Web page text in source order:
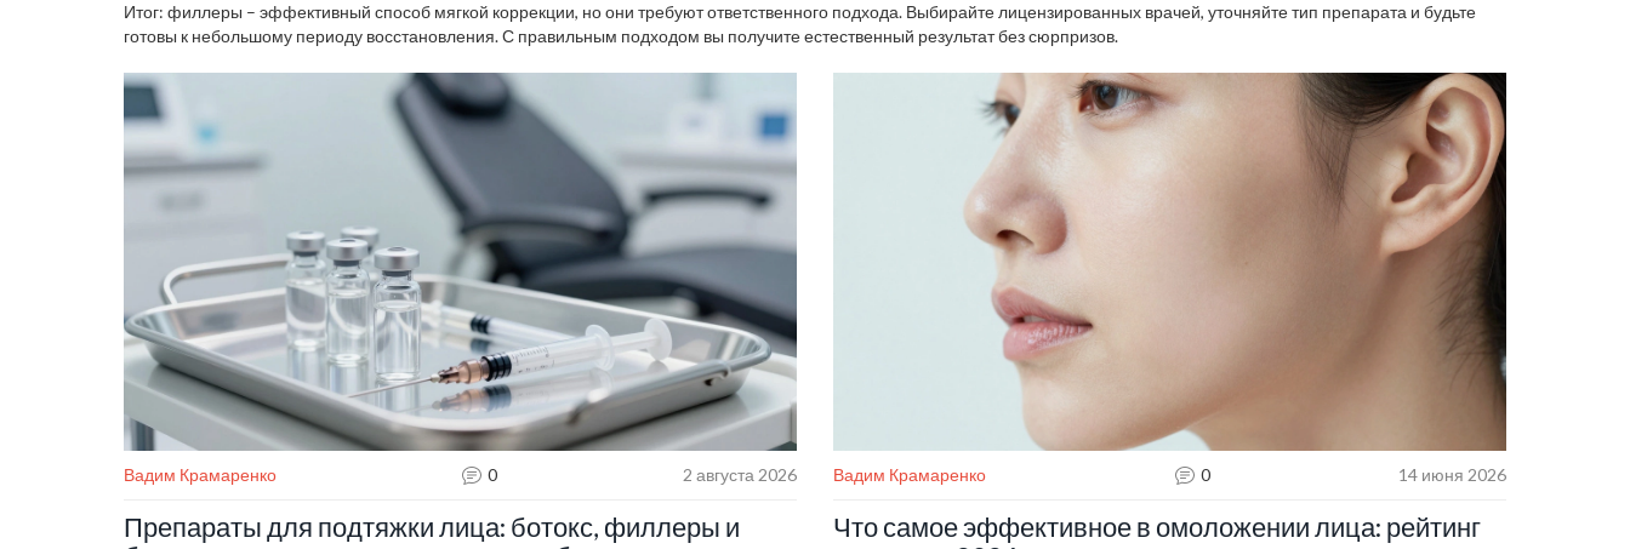
Итог: филлеры – эффективный способ мягкой коррекции, но они требуют ответственного подхода. Выбирайте лицензированных врачей, уточняйте тип препарата и будьте
готовы к небольшому периоду восстановления. С правильным подходом вы получите естественный результат без сюрпризов.
Вадим Крамаренко 0 2 августа 2026
Препараты для подтяжки лица: ботокс, филлеры и
Вадим Крамаренко 0 14 июня 2026
Что самое эффективное в омоложении лица: рейтинг